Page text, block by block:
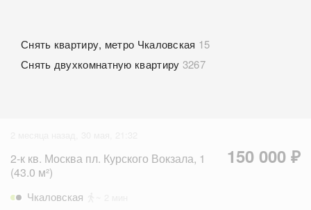
Снять квартиру, метро Чкаловская 15
Снять двухкомнатную квартиру 3267
2-к кв. Москва пл. Курского Вокзала, 1
(43.0 м²)
150 000 ₽
Чкаловская